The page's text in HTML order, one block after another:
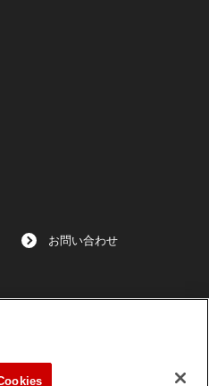
お問い合わせ